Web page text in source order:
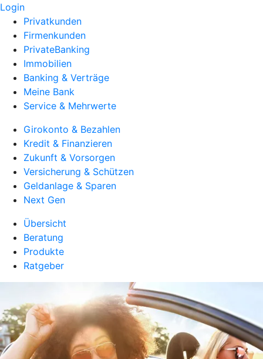
Login
Privatkunden
Firmenkunden
PrivateBanking
Immobilien
Banking & Verträge
Meine Bank
Service & Mehrwerte
Girokonto & Bezahlen
Kredit & Finanzieren
Zukunft & Vorsorgen
Versicherung & Schützen
Geldanlage & Sparen
Next Gen
Übersicht
Beratung
Produkte
Ratgeber